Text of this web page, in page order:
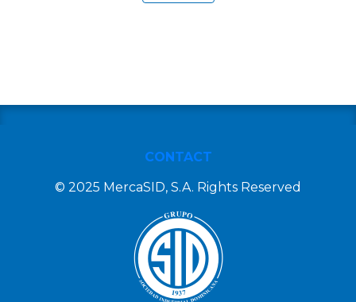
CONTACT
© 2025 MercaSID, S.A. Rights Reserved